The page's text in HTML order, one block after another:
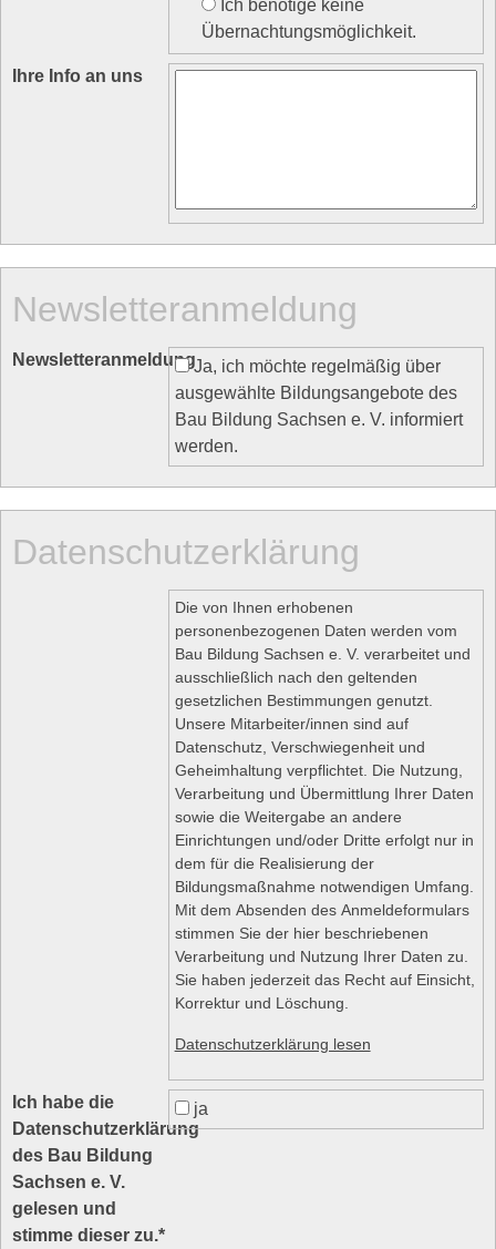
Ich benötige keine
Übernachtungsmöglichkeit.
Ihre Info an uns
Newsletteranmeldung
Newsletteranmeldung
Ja, ich möchte regelmäßig über
ausgewählte Bildungsangebote des
Bau Bildung Sachsen e. V. informiert
werden.
Datenschutzerklärung
Die von Ihnen erhobenen
personenbezogenen Daten werden vom
Bau Bildung Sachsen e. V. verarbeitet und
ausschließlich nach den geltenden
gesetzlichen Bestimmungen genutzt.
Unsere Mitarbeiter/innen sind auf
Datenschutz, Verschwiegenheit und
Geheimhaltung verpflichtet. Die Nutzung,
Verarbeitung und Übermittlung Ihrer Daten
sowie die Weitergabe an andere
Einrichtungen und/oder Dritte erfolgt nur in
dem für die Realisierung der
Bildungsmaßnahme notwendigen Umfang.
Mit dem Absenden des Anmeldeformulars
stimmen Sie der hier beschriebenen
Verarbeitung und Nutzung Ihrer Daten zu.
Sie haben jederzeit das Recht auf Einsicht,
Korrektur und Löschung.
Datenschutzerklärung lesen
Ich habe die
Datenschutzerklärung
des Bau Bildung
Sachsen e. V.
gelesen und
stimme dieser zu.*
ja